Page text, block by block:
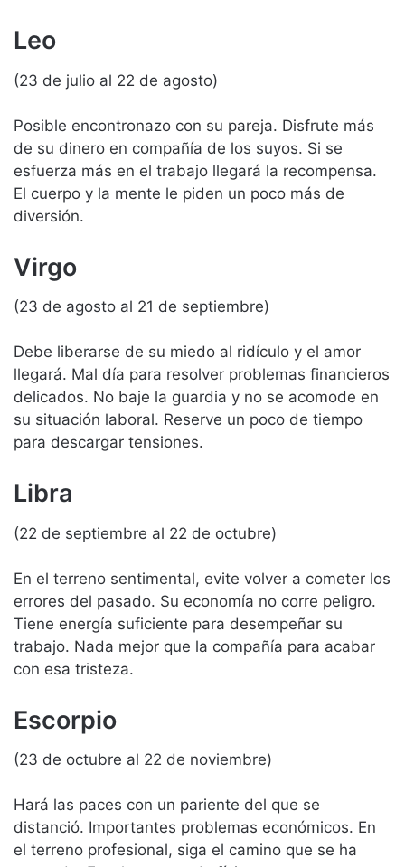
Leo
(23 de julio al 22 de agosto)
Posible encontronazo con su pareja. Disfrute más
de su dinero en compañía de los suyos. Si se
esfuerza más en el trabajo llegará la recompensa.
El cuerpo y la mente le piden un poco más de
diversión.
Virgo
(23 de agosto al 21 de septiembre)
Debe liberarse de su miedo al ridículo y el amor
llegará. Mal día para resolver problemas financieros
delicados. No baje la guardia y no se acomode en
su situación laboral. Reserve un poco de tiempo
para descargar tensiones.
Libra
(22 de septiembre al 22 de octubre)
En el terreno sentimental, evite volver a cometer los
errores del pasado. Su economía no corre peligro.
Tiene energía suficiente para desempeñar su
trabajo. Nada mejor que la compañía para acabar
con esa tristeza.
Escorpio
(23 de octubre al 22 de noviembre)
Hará las paces con un pariente del que se
distanció. Importantes problemas económicos. En
el terreno profesional, siga el camino que se ha